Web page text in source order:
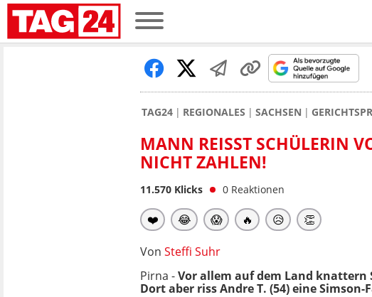
TAG24 REGIONALES SACHSEN
MANN REISST SCHÜLERIN
ICHT ZAHLEN!
11.570 Klicks 0 Reaktionen
❤️ 😂 😱 🔥 😥 👏
Von Steffi Suhr
Pirna -Vor allem auf dem Land
Dort aber riss Andre T. (54) eine